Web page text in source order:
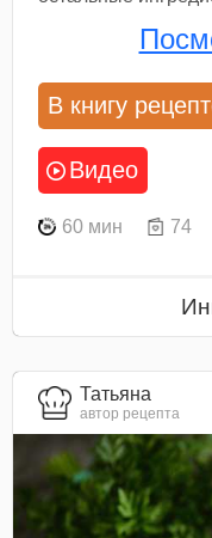
В книгу
Видео
60 мин 74
Татьяна
автор рецепта